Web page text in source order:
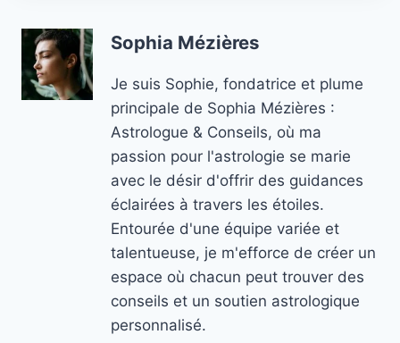
Sophia Mézières
Je suis Sophie, fondatrice et plume
principale de Sophia Mézières :
Astrologue & Conseils, où ma
passion pour l'astrologie se marie
avec le désir d'offrir des guidances
éclairées à travers les étoiles.
Entourée d'une équipe variée et
talentueuse, je m'efforce de créer un
espace où chacun peut trouver des
conseils et un soutien astrologique
personnalisé.